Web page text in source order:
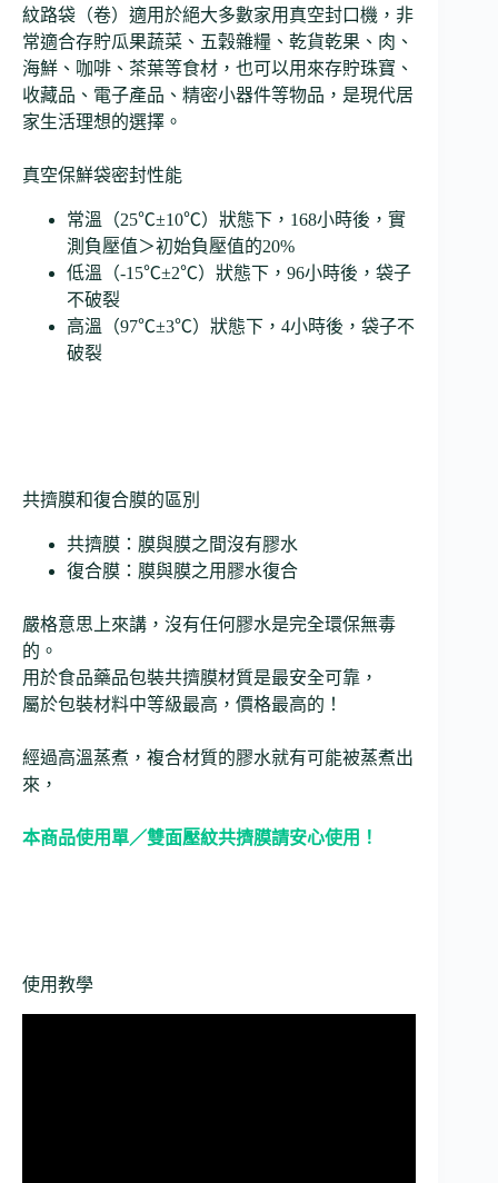
紋路袋（卷）適用於絕大多數家用真空封口機，非
常適合存貯瓜果蔬菜、五穀雜糧、乾貨乾果、肉、
海鮮、咖啡、茶葉等食材，也可以用來存貯珠寶、
收藏品、電子產品、精密小器件等物品，是現代居
家生活理想的選擇。
真空保鮮袋密封性能
常溫（25℃±10℃）狀態下，168小時後，實
測負壓值＞初始負壓值的20%
低溫（-15℃±2℃）狀態下，96小時後，袋子
不破裂
高溫（97℃±3℃）狀態下，4小時後，袋子不
破裂
共擠膜和復合膜的區別
共擠膜：膜與膜之間沒有膠水
復合膜：膜與膜之用膠水復合
嚴格意思上來講，沒有任何膠水是完全環保無毒
的。
用於食品藥品包裝共擠膜材質是最安全可靠，
屬於包裝材料中等級最高，價格最高的！
經過高溫蒸煮，複合材質的膠水就有可能被蒸煮出
來，
本商品使用單／雙面壓紋共擠膜請安心使用！
使用教學